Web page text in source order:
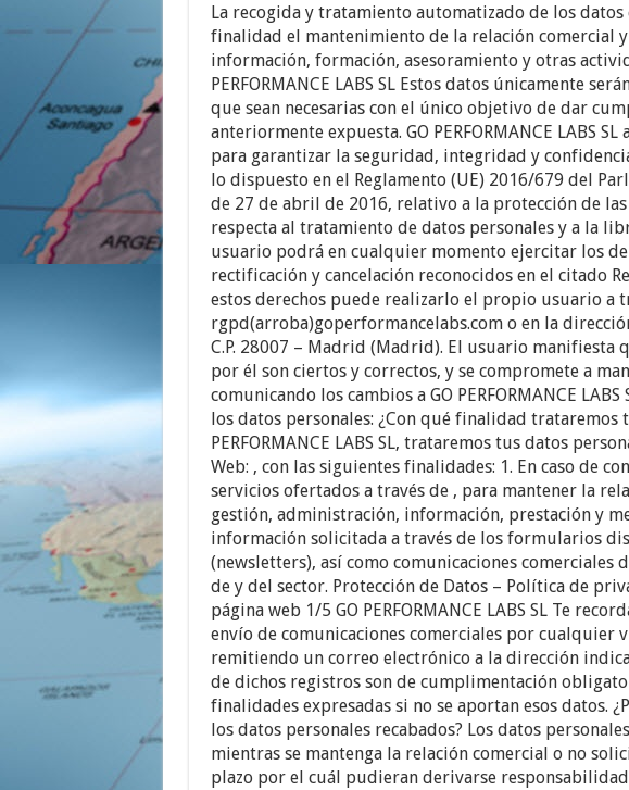
La recogida y tratamiento automatizado de los
finalidad el mantenimiento de la relación comercial
información, formación, asesoramiento y otras
PERFORMANCE LABS SL Estos datos únicamente
que sean necesarias con el único objetivo de dar
anteriormente expuesta. GO PERFORMANCE LABS
para garantizar la seguridad, integridad y
lo dispuesto en el Reglamento (UE) 2016/679 del
de 27 de abril de 2016, relativo a la protección de
respecta al tratamiento de datos personales y a la
usuario podrá en cualquier momento ejercitar los
rectificación y cancelación reconocidos en el citado
estos derechos puede realizarlo el propio usuario a
rgpd(arroba)goperformancelabs.com o en la
C.P. 28007 – Madrid (Madrid). El usuario manifiesta
por él son ciertos y correctos, y se compromete a
comunicando los cambios a GO PERFORMANCE
los datos personales: ¿Con qué finalidad trataremos
PERFORMANCE LABS SL, trataremos tus datos
Web: , con las siguientes finalidades: 1. En caso de
servicios ofertados a través de , para mantener la
gestión, administración, información, prestación y
información solicitada a través de los formularios
(newsletters), así como comunicaciones
de y del sector. Protección de Datos – Política de
página web 1/5 GO PERFORMANCE LABS SL Te
envío de comunicaciones comerciales por cualquier
remitiendo un correo electrónico a la dirección
de dichos registros son de cumplimentación
finalidades expresadas si no se aportan esos datos.
los datos personales recabados? Los datos
mientras se mantenga la relación comercial o no
plazo por el cuál pudieran derivarse